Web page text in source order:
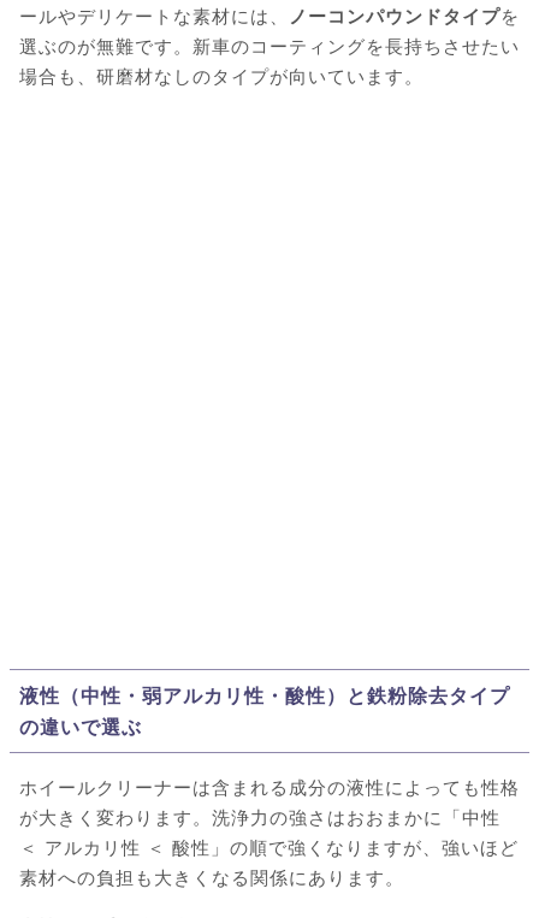
ールやデリケートな素材には、
ノーコンパウンドタイプを
選ぶのが無難です。新車のコーティングを長持ちさせたい
場合も、研磨材なしのタイプが向いています。
液性（中性・弱アルカリ性・酸性）と鉄粉除去タイプ
の違いで選ぶ
ホイールクリーナーは含まれる成分の液性によっても性格
が大きく変わります。洗浄力の強さはおおまかに「中性
＜ アルカリ性 ＜ 酸性」の順で強くなりますが、強いほど
素材への負担も大きくなる関係にあります。